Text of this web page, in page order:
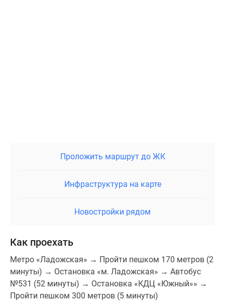
Проложить маршрут до ЖК
Инфраструктура на карте
Новостройки рядом
Как проехать
Метро «Ладожская» → Пройти пешком 170 метров (2
минуты) → Остановка «м. Ладожская» → Автобус
№531 (52 минуты) → Остановка «КДЦ «Южный»» →
Пройти пешком 300 метров (5 минуты)